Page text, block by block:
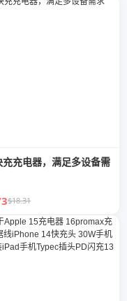
充充电器，满足多设备需
$18.31